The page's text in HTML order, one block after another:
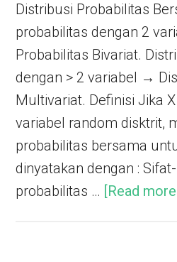
Distribusi Probabilitas
probabilitas dengan 2
Probabilitas Bivariat.
dengan > 2 variabel →
Multivariat. Definisi Jika
variabel random disktrit,
probabilitas bersama
dinyatakan dengan :
probabilitas … [Read